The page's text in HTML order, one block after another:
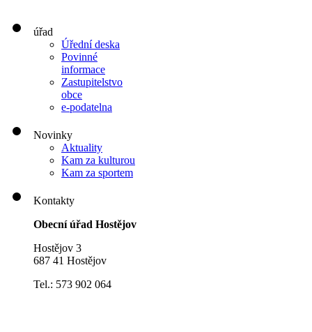
úřad
Úřední deska
Povinné
informace
Zastupitelstvo
obce
e-podatelna
Novinky
Aktuality
Kam za kulturou
Kam za sportem
Kontakty
Obecní úřad Hostějov
Hostějov 3
687 41 Hostějov
Tel.: 573 902 064